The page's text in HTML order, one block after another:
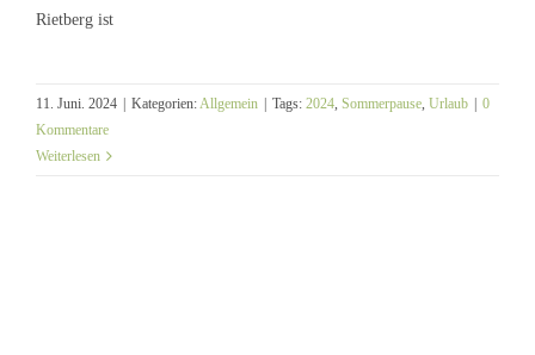
Rietberg ist
11. Juni. 2024 Kategorien:Allgemein Tags: 2024, Sommerpause, Urlaub
0
Kommentare
Weiterlesen